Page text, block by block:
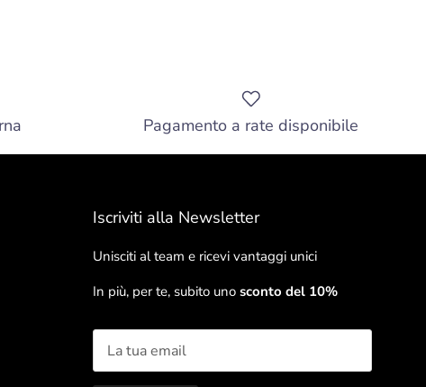
Pagamento a rate disponibile
Iscriviti alla Newsletter
Unisciti al team e ricevi vantaggi unici
In più, per te, subito uno sconto del 10%